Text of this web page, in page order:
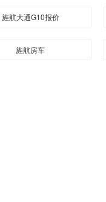
旌航大通G10报价
旌航房车